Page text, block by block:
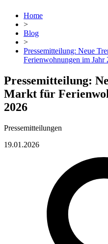
Home
>
Blog
>
Pressemitteilung: Neue
Ferienwohnungen im Jahr
Pressemitteilung:
Markt für
2026
Pressemitteilungen
19.01.2026